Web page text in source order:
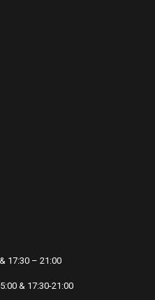
17:30 – 21:00
& 17:30-21:00